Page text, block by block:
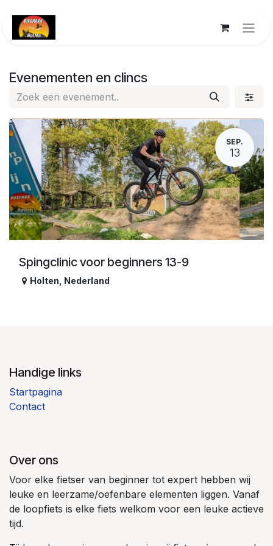
Evenementen en clincs
SEP.
13
Spingclinic voor beginners 13-9
Holten Nederland
Handige links
Startpagina
Contact
Over ons
Voor elke fietser van beginner tot expert hebben wij
leuke en leerzame/oefenbare elementen liggen. Vanaf
de loopfiets is elke fiets welkom voor een leuke actieve
tijd.